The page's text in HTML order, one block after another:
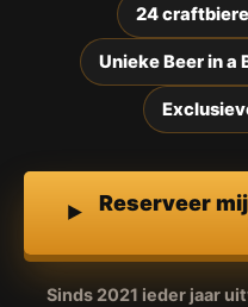
24
Unieke Beer in a
Reserveer
Sinds 2021 ieder jaar